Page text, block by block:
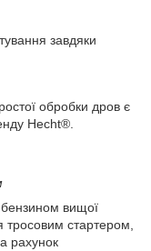
завдяки
обробки дров є
Hecht®.
вищої
тросовим стартером,
рахунок